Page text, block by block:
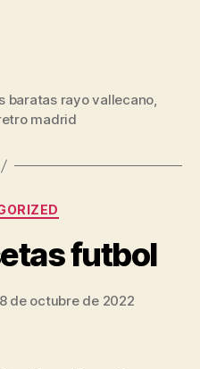
baratas rayo vallecano,
madrid
Categorías
futbol
de octubre de 2022